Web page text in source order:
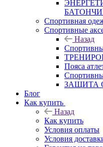
Спортивная
Спортивные
Назад
Пояса
ЗАЩИТА
Блог
Как купить
Назад
Как купить
Условия оплаты
Условия